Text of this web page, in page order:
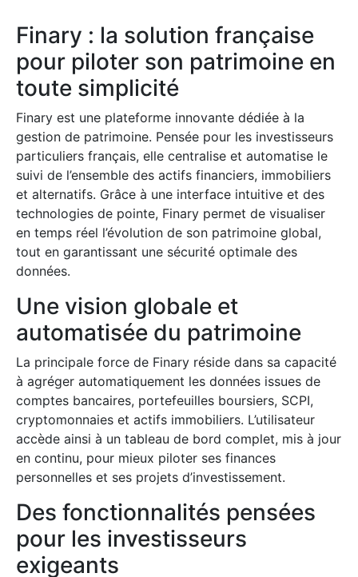
Finary : la solution française
pour piloter son patrimoine en
toute simplicité
Finary est une plateforme innovante dédiée à la
gestion de patrimoine. Pensée pour les investisseurs
particuliers français, elle centralise et automatise le
suivi de l’ensemble des actifs financiers, immobiliers
et alternatifs. Grâce à une interface intuitive et des
technologies de pointe, Finary permet de visualiser
en temps réel l’évolution de son patrimoine global,
tout en garantissant une sécurité optimale des
données.
Une vision globale et
automatisée du patrimoine
La principale force de Finary réside dans sa capacité
à agréger automatiquement les données issues de
comptes bancaires, portefeuilles boursiers, SCPI,
cryptomonnaies et actifs immobiliers. L’utilisateur
accède ainsi à un tableau de bord complet, mis à jour
en continu, pour mieux piloter ses finances
personnelles et ses projets d’investissement.
Des fonctionnalités pensées
pour les investisseurs
exigeants